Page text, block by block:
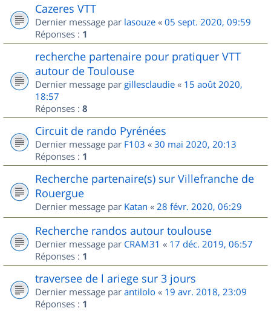
Cazeres VTT
Dernier message par lasouze « 05 sept. 2020, 09:59
Réponses : 1
recherche partenaire pour pratiquer VTT
autour de Toulouse
Dernier message par gillesclaudie « 15 août 2020,
18:57
Réponses : 8
Circuit de rando Pyrénées
Dernier message par F103 « 30 mai 2020, 20:13
Réponses : 1
Recherche partenaire(s) sur Villefranche de
Rouergue
Dernier message par Katan « 28 févr. 2020, 06:29
Recherche randos autour toulouse
Dernier message par CRAM31 « 17 déc. 2019, 06:57
Réponses : 1
traversee de l ariege sur 3 jours
Dernier message par antilolo « 19 avr. 2018, 23:09
Réponses : 1